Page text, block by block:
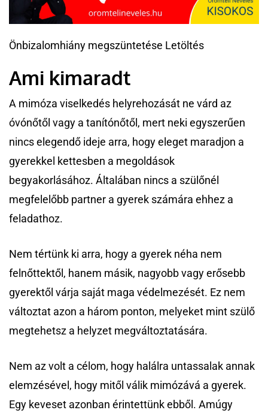
Önbizalomhiány megszüntetése Letöltés
Ami kimaradt
A mimóza viselkedés helyrehozását ne várd az
óvónőtől vagy a tanítónőtől, mert neki egyszerűen
nincs elegendő ideje arra, hogy eleget maradjon a
gyerekkel kettesben a megoldások
begyakorlásához. Általában nincs a szülőnél
megfelelőbb partner a gyerek számára ehhez a
feladathoz.
Nem tértünk ki arra, hogy a gyerek néha nem
felnőttektől, hanem másik, nagyobb vagy erősebb
gyerektől várja saját maga védelmezését. Ez nem
változtat azon a három ponton, melyeket mint szülő
megtehetsz a helyzet megváltoztatására.
Nem az volt a célom, hogy halálra untassalak annak
elemzésével, hogy mitől válik mimózává a gyerek.
Egy keveset azonban érintettünk ebből. Amúgy